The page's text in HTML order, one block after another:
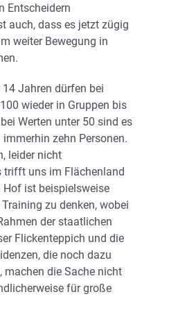
Entscheidern
auch, dass es jetzt zügig
weiter Bewegung in
Jahren dürfen bei
wieder in Gruppen bis
Werten unter 50 sind es
zehn Personen.
leider nicht
trifft uns im Flächenland
Hof ist beispielsweise
zu denken, wobei
der staatlichen
Flickenteppich und die
die noch dazu
machen die Sache nicht
für große